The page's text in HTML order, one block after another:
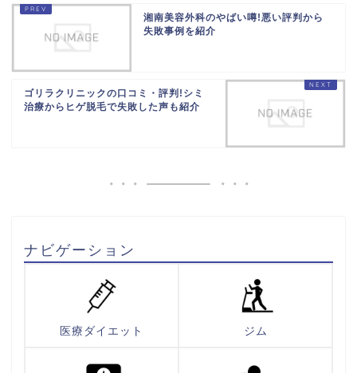
湘南美容外科のやばい噂!悪い評判から
失敗事例を紹介
ゴリラクリニックの口コミ・評判!シミ
治療からヒゲ脱毛で失敗した声も紹介
ナビゲーション
医療ダイエット ジム